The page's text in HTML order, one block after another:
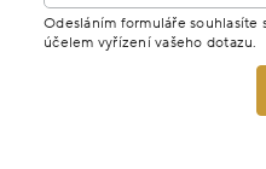
Odesláním formuláře souhlasíte
účelem vyřízení vašeho dotazu.